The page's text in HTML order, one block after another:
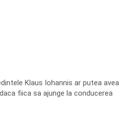
Klaus Iohannis ar putea avea
fiica sa ajunge la conducerea